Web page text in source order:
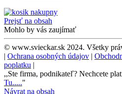
Prejsť na obsah
Mohlo by vás zaujímať
© www.svieckar.sk 2024. Všetky
| Ochrana osobných údajov |
poplatku |
,,Ste firma, podnikateľ? Nechcete
Tu....."
Návrat na obsah